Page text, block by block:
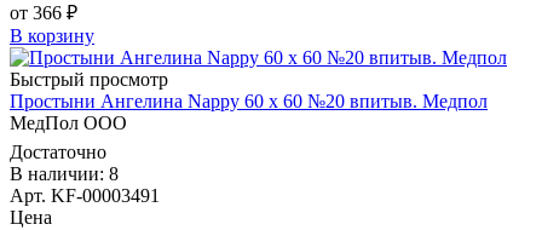
от 366 ₽
В корзину
Быстрый просмотр
Простыни Ангелина Nappy 60 х 60 №20 впитыв. Медпол
МедПол ООО
Достаточно
В наличии: 8
Арт. KF-00003491
Цена